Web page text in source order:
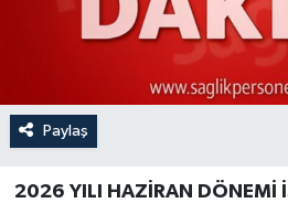
Paylaş
2026 YILI HAZİRAN DÖNEMİ